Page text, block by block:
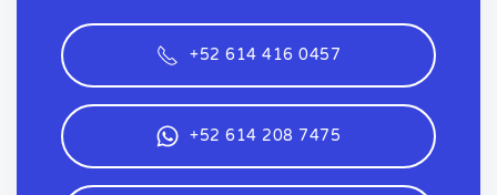
+52 614 416 0457
+52 614 208 7475